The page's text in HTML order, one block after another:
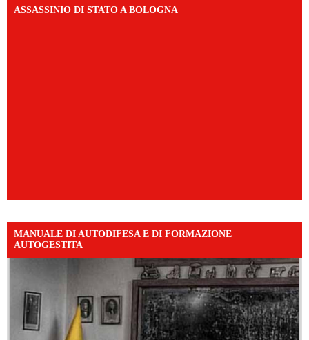
ASSASSINIO DI STATO A BOLOGNA
MANUALE DI AUTODIFESA E DI FORMAZIONE
AUTOGESTITA